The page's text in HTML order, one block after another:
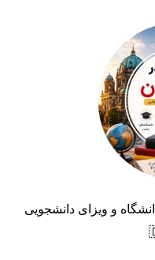
و ویزای دانشجویی